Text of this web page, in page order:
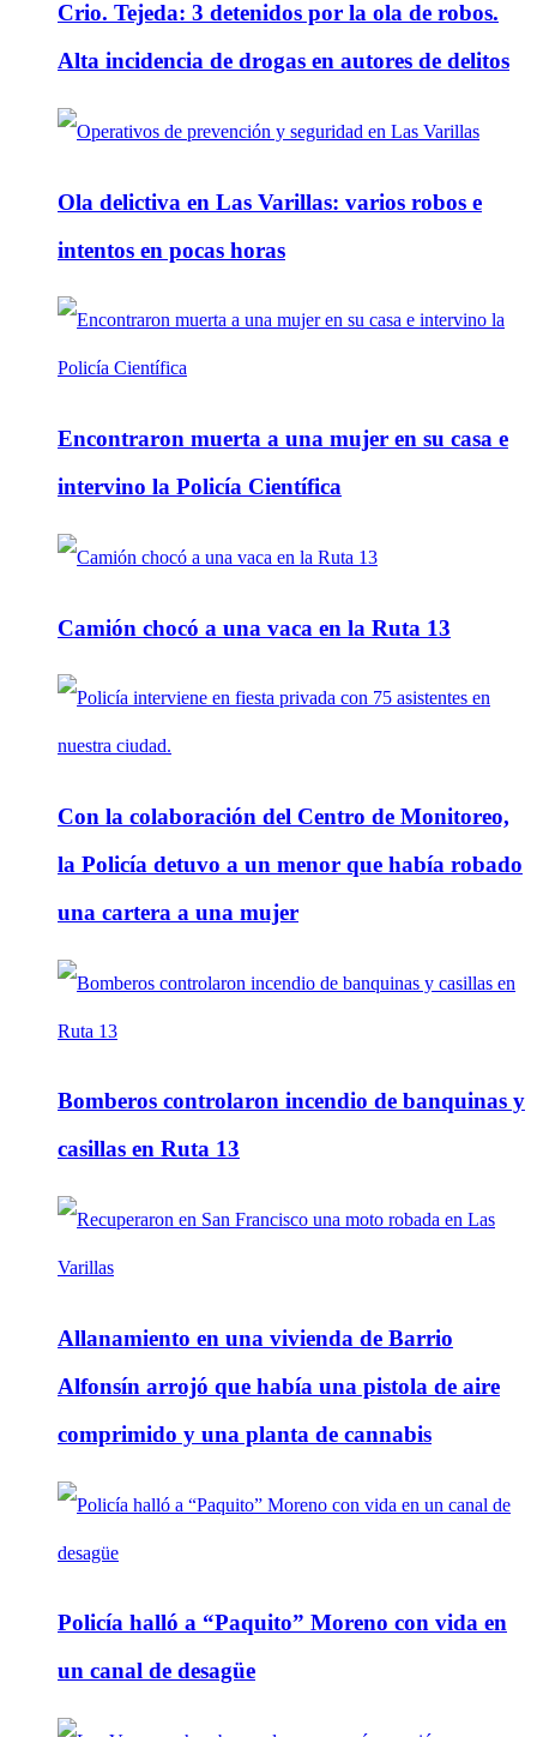
Crio. Tejeda: 3 detenidos por la ola de robos.
Alta incidencia de drogas en autores de delitos
Ola delictiva en Las Varillas: varios robos e
intentos en pocas horas
Encontraron muerta a una mujer en su casa e
intervino la Policía Científica
Camión chocó a una vaca en la Ruta 13
Con la colaboración del Centro de Monitoreo,
la Policía detuvo a un menor que había robado
una cartera a una mujer
Bomberos controlaron incendio de banquinas y
casillas en Ruta 13
Allanamiento en una vivienda de Barrio
Alfonsín arrojó que había una pistola de aire
comprimido y una planta de cannabis
Policía halló a “Paquito” Moreno con vida en
un canal de desagüe